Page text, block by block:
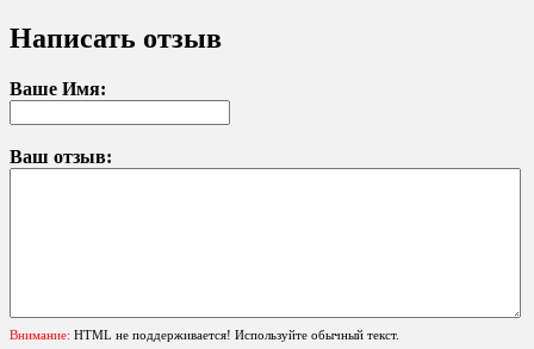
Написать отзыв
Ваше Имя:
Ваш отзыв:
Внимание: HTML не поддерживается! Используйте обычный текст.